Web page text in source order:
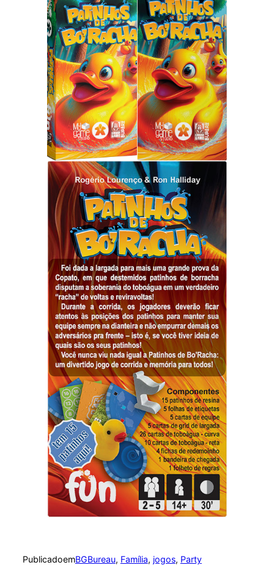
PublicadoemBGBureau, Família, jogos, Party